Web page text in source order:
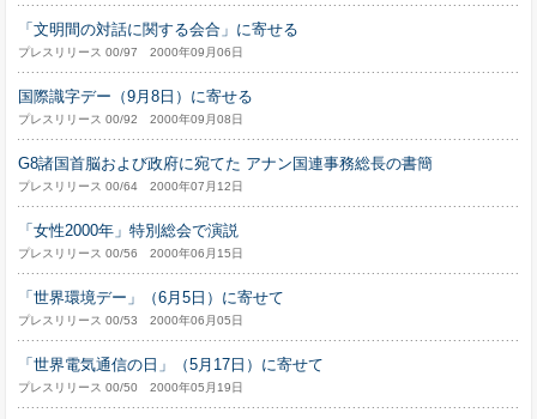
「文明間の対話に関する会合」に寄せる
プレスリリース 00/97 2000年09月06日
国際識字デー（9月8日）に寄せる
プレスリリース 00/92 2000年09月08日
G8諸国首脳および政府に宛てた アナン国連事務総長の書簡
プレスリリース 00/64 2000年07月12日
「女性2000年」特別総会で演説
プレスリリース 00/56 2000年06月15日
「世界環境デー」（6月5日）に寄せて
プレスリリース 00/53 2000年06月05日
「世界電気通信の日」（5月17日）に寄せて
プレスリリース 00/50 2000年05月19日